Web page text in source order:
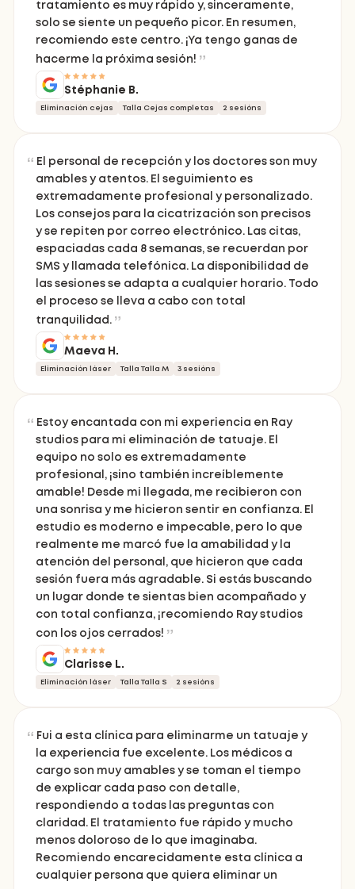
tratamiento es muy rápido y, sinceramente,
solo se siente un pequeño picor. En resumen,
recomiendo este centro. ¡Ya tengo ganas de
hacerme la próxima sesión!
Stéphanie B.
Eliminación cejas Talla Cejas completas 2 sesións
El personal de recepción y los doctores son muy
amables y atentos. El seguimiento es
extremadamente profesional y personalizado.
Los consejos para la cicatrización son precisos
y se repiten por correo electrónico. Las citas,
espaciadas cada 8 semanas, se recuerdan por
SMS y llamada telefónica. La disponibilidad de
las sesiones se adapta a cualquier horario. Todo
el proceso se lleva a cabo con total
tranquilidad.
Maeva H.
Eliminación láser Talla Talla M 3 sesións
Estoy encantada con mi experiencia en Ray
studios para mi eliminación de tatuaje. El
equipo no solo es extremadamente
profesional, ¡sino también increíblemente
amable! Desde mi llegada, me recibieron con
una sonrisa y me hicieron sentir en confianza. El
estudio es moderno e impecable, pero lo que
realmente me marcó fue la amabilidad y la
atención del personal, que hicieron que cada
sesión fuera más agradable. Si estás buscando
un lugar donde te sientas bien acompañado y
con total confianza, ¡recomiendo Ray studios
con los ojos cerrados!
Clarisse L.
Eliminación láser Talla Talla S 2 sesións
Fui a esta clínica para eliminarme un tatuaje y
la experiencia fue excelente. Los médicos a
cargo son muy amables y se toman el tiempo
de explicar cada paso con detalle,
respondiendo a todas las preguntas con
claridad. El tratamiento fue rápido y mucho
menos doloroso de lo que imaginaba.
Recomiendo encarecidamente esta clínica a
cualquier persona que quiera eliminar un